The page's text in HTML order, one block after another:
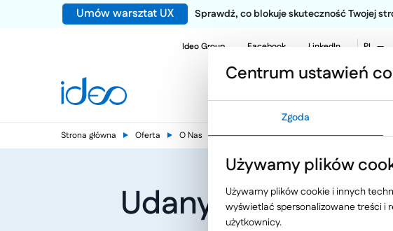
Umów warsztat UX Sprawdź, co blokuje skuteczność Twojej
Ideo Group Facebook LinkedIn
PL
EN
NO
Strona główna Oferta O Nas Aktualności
Udany IV kwartał
Centrum ustawień
Zgoda
Używamy plików
Używamy plików cookie i innych
wyświetlać spersonalizowane treści i
użytkownicy.